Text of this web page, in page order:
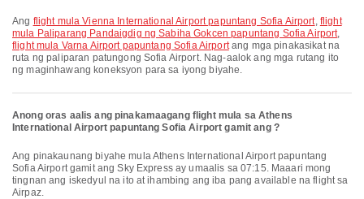
Ang flight mula Vienna International Airport papuntang Sofia Airport, flight
mula Paliparang Pandaigdig ng Sabiha Gokcen papuntang Sofia Airport,
flight mula Varna Airport papuntang Sofia Airportang mga pinakasikat na
ruta ng paliparan patungong Sofia Airport. Nag-aalok ang mga rutang ito
ng maginhawang koneksyon para sa iyong biyahe.
Anong oras aalis ang pinakamaagang flight mula sa Athens
International Airport papuntang Sofia Airport gamit ang ?
Ang pinakaunang biyahe mula Athens International Airport papuntang
Sofia Airport gamit ang Sky Express ay umaalis sa 07:15. Maaari mong
tingnan ang iskedyul na ito at ihambing ang iba pang available na flight sa
Airpaz.